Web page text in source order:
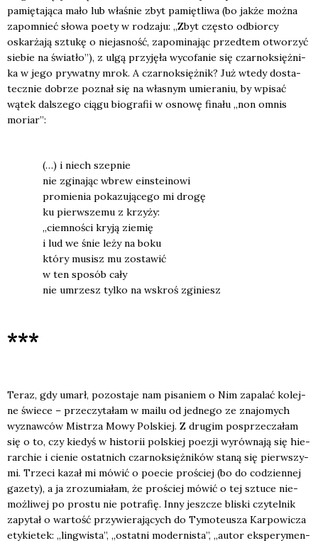
pamię­ta­ją­ca mało lub wła­śnie zbyt pamię­tli­wa (bo jak­że moż­na
zapo­mnieć sło­wa poety w rodza­ju: „Zbyt czę­sto odbior­cy
oskar­ża­ją sztu­kę o nie­ja­sność, zapo­mi­na­jąc przed­tem otwo­rzyć
sie­bie na świa­tło”), z ulgą przy­ję­ła wyco­fa­nie się czar­no­księż­ni­
ka w jego pry­wat­ny mrok. A czar­no­księż­nik? Już wte­dy dosta­
tecz­nie dobrze poznał się na wła­snym umie­ra­niu, by wpi­sać
wątek dal­sze­go cią­gu bio­gra­fii w osno­wę fina­łu „non omnis
moriar”:
(…) i niech szep­nie
nie zgi­na­jąc wbrew ein­ste­ino­wi
pro­mie­nia poka­zu­ją­ce­go mi dro­gę
ku pierw­sze­mu z krzy­ży:
„ciem­no­ści kry­ją zie­mię
i lud we śnie leży na boku
któ­ry musisz mu zosta­wić
w ten spo­sób cały
nie umrzesz tyl­ko na wskroś zgi­niesz
***
Teraz, gdy umarł, pozo­sta­je nam pisa­niem o Nim zapa­lać kolej­
ne świe­ce – prze­czy­ta­łam w mailu od jed­ne­go ze zna­jo­mych
wyznaw­ców Mistrza Mowy Pol­skiej. Z dru­gim posprze­cza­łam
się o to, czy kie­dyś w histo­rii pol­skiej poezji wyrów­na­ją się hie­
rar­chie i cie­nie ostat­nich czar­no­księż­ni­ków sta­ną się pierw­szy­
mi. Trze­ci kazał mi mówić o poecie pro­ściej (bo do codzien­nej
gaze­ty), a ja zro­zu­mia­łam, że pro­ściej mówić o tej sztu­ce nie­
moż­li­wej po pro­stu nie potra­fię. Inny jesz­cze bli­ski czy­tel­nik
zapy­tał o war­tość przy­wie­ra­ją­cych do Tymo­te­usza Kar­po­wi­cza
ety­kie­tek: „lin­gwi­sta”, „ostat­ni moder­ni­sta”, „autor eks­pe­ry­men­